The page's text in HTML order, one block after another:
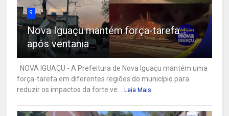
9
Nova Iguaçu mantém força-tarefa
após ventania
NOVA IGUAÇU - A Prefeitura de Nova Iguaçu mantém uma
força-tarefa em diferentes regiões do município para
reduzir os impactos da forte ve...
Leia Mais